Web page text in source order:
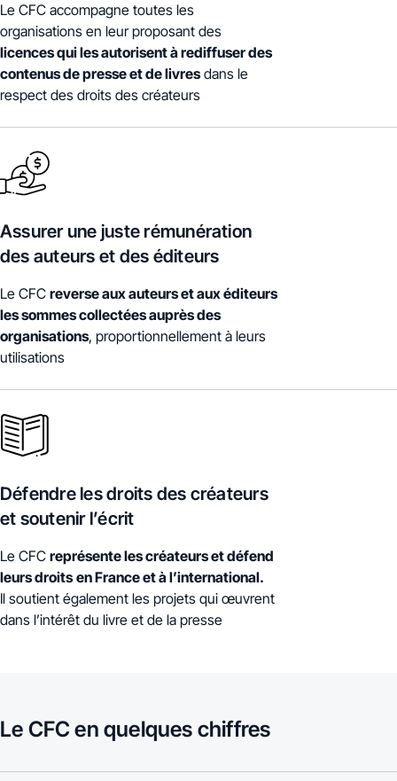
Le CFC accompagne toutes les
organisations en leur proposant des
licences qui les autorisent à rediffuser des
contenus de presse et de livresdans le
respect des droits des créateurs
Assurer une juste rémunération
des auteurs et des éditeurs
Le CFC reverse aux auteurs et aux éditeurs
les sommes collectées auprès des
organisations, proportionnellement à leurs
utilisations
Défendre les droits des créateurs
et soutenir l’écrit
Le CFC représente les créateurs et défend
leurs droits en France et à l’international.
Il soutient également les projets qui œuvrent
dans l’intérêt du livre et de la presse
Le CFC en quelques chiffres